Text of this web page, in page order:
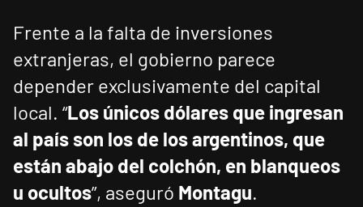
Frente a la falta de inversiones
extranjeras, el gobierno parece
depender exclusivamente del capital
local. “Los únicos dólares que ingresan
al país son los de los argentinos, que
están abajo del colchón, en blanqueos
u ocultos”, aseguró Montagu.